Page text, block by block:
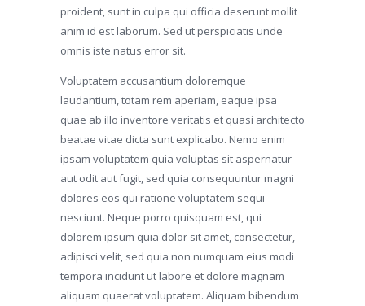
proident, sunt in culpa qui officia deserunt mollit
anim id est laborum. Sed ut perspiciatis unde
omnis iste natus error sit.
Voluptatem accusantium doloremque
laudantium, totam rem aperiam, eaque ipsa
quae ab illo inventore veritatis et quasi architecto
beatae vitae dicta sunt explicabo. Nemo enim
ipsam voluptatem quia voluptas sit aspernatur
aut odit aut fugit, sed quia consequuntur magni
dolores eos qui ratione voluptatem sequi
nesciunt. Neque porro quisquam est, qui
dolorem ipsum quia dolor sit amet, consectetur,
adipisci velit, sed quia non numquam eius modi
tempora incidunt ut labore et dolore magnam
aliquam quaerat voluptatem. Aliquam bibendum